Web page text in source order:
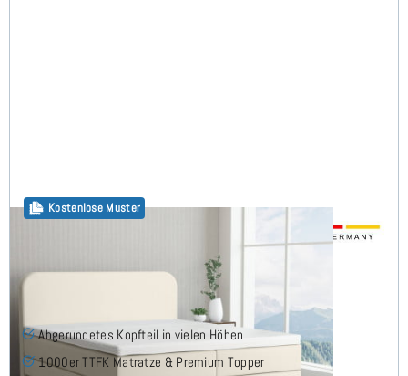
Kostenlose Muster
Megy Boxspringbett 160x200 cm
Abgerundetes Kopfteil in vielen Höhen
1000er TTFK Matratze & Premium Topper